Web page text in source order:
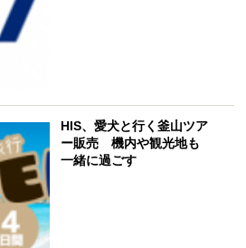
HIS、愛犬と行く釜山ツア
ー販売 機内や観光地も
一緒に過ごす